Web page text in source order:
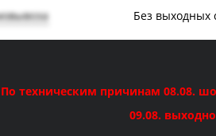
Без выходных
По техническим причинам 08.08.
09.08.